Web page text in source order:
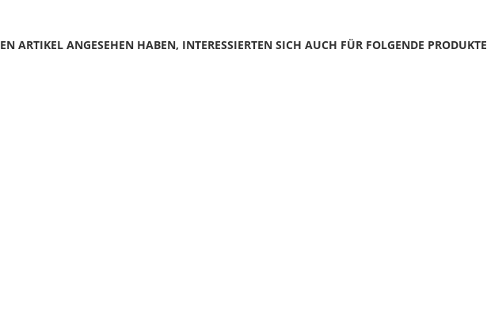
ARTIKEL ANGESEHEN HABEN, INTERESSIERTEN SICH AUCH FÜR FOLGENDE PRODUKTE